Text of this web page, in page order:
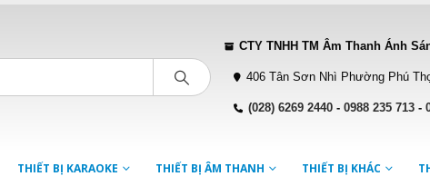
CTY TNHH TM Âm Thanh Ánh
406 Tân Sơn Nhì Phường Phú
(028) 6269 2440 -0988 235 713 -
THIẾT BỊ KARAOKE THIẾT BỊ ÂM THANH THIẾT BỊ KHÁC